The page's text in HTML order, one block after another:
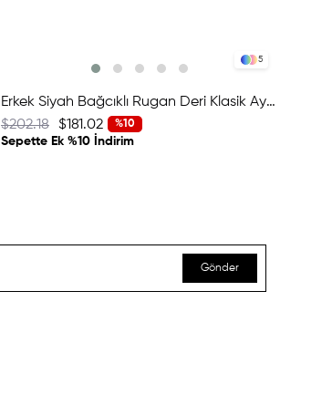
5
Erkek Siyah Bağcıklı Rugan Deri Klasik Ayakkabı
%10
$181.02
$202.18
Sepette Ek %10 İndirim
Gönder